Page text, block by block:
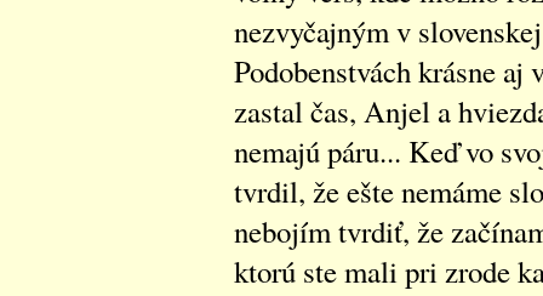
nezvyčajným v
Podobenstvách krásne
zastal čas, Anjel a
nemajú páru... Keď vo
tvrdil, že ešte nemáme
nebojím tvrdiť, že
ktorú ste mali pri zrode